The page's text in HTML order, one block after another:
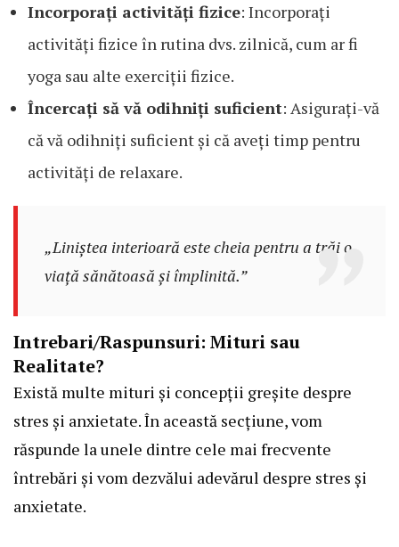
Incorporați activități fizice: Incorporați
activități fizice în rutina dvs. zilnică, cum ar fi
yoga sau alte exerciții fizice.
Încercați să vă odihniți suficient: Asigurați-vă
că vă odihniți suficient și că aveți timp pentru
activități de relaxare.
„Liniștea interioară este cheia pentru a trăi o
viață sănătoasă și împlinită.”
Intrebari/Raspunsuri: Mituri sau
Realitate?
Există multe mituri și concepții greșite despre
stres și anxietate. În această secțiune, vom
răspunde la unele dintre cele mai frecvente
întrebări și vom dezvălui adevărul despre stres și
anxietate.